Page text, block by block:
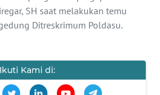
SH saat melakukan temu
Ditreskrimum Poldasu.
Ikuti Kami di: